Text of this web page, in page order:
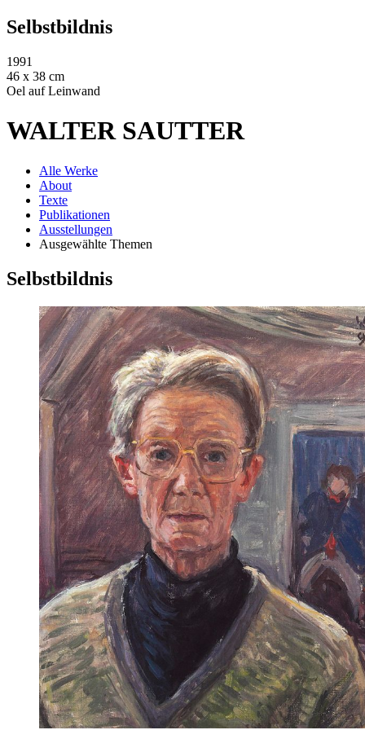
Selbstbildnis
1991
46 x 38 cm
Oel auf Leinwand
WALTER SAUTTER
Alle Werke
About
Texte
Publikationen
Ausstellungen
Ausgewählte Themen
Selbstbildnis